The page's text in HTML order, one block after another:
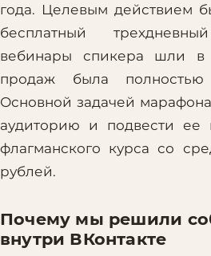
года. Целевым действием
бесплатный
вебинары спикера шли в
продаж была полностью
Основной задачей
аудиторию и подвести ее
флагманского курса со
рублей.
Почему мы решили
внутри ВКонтакте